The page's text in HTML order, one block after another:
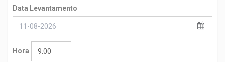
Data Levantamento
Hora 9:00